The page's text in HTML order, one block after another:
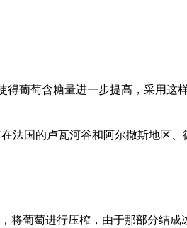
葡萄含糖量进一步提高，采用这
在法国的卢瓦河谷和阿尔撒斯地区、
将葡萄进行压榨，由于那部分结成